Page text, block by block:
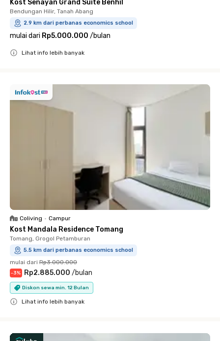
Kost Senayan Grand Suite Benhil
Bendungan Hilir, Tanah Abang
2.9 km dari perbanas economics school
mulai dari Rp5.000.000 /bulan
Lihat info lebih banyak
Coliving • Campur
Kost Mandala Residence Tomang
Tomang, Grogol Petamburan
5.5 km dari perbanas economics school
mulai dari Rp3.000.000
-3% Rp2.885.000 /bulan
Diskon sewa min. 12 Bulan
Lihat info lebih banyak